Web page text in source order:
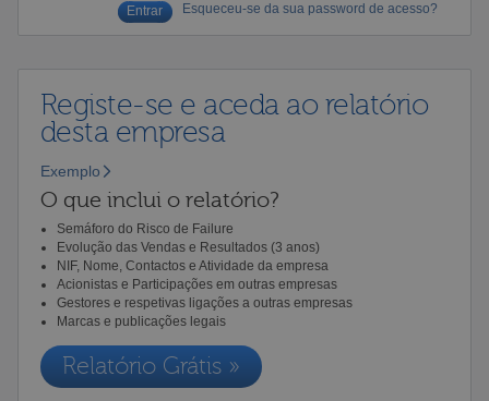
Esqueceu-se da sua password de acesso?
Registe-se e aceda ao relatório
desta empresa
Exemplo
O que inclui o relatório?
Semáforo do Risco de Failure
Evolução das Vendas e Resultados (3 anos)
NIF, Nome, Contactos e Atividade da empresa
Acionistas e Participações em outras empresas
Gestores e respetivas ligações a outras empresas
Marcas e publicações legais
Relatório Grátis »